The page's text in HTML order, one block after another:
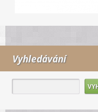
Vyhledávání